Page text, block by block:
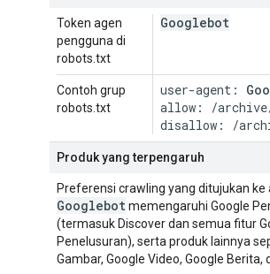
Token agen
pengguna di
robots.txt
Googlebot
Contoh grup
robots.txt
user-agent:
allow: /archive/
disallow: /
Produk yang terpengaruh
Preferensi crawling yang ditujukan ke
Googlebotmemengaruhi Google
(termasuk Discover dan semua fitur
Penelusuran), serta produk lainnya
Gambar, Google Video, Google Berita,